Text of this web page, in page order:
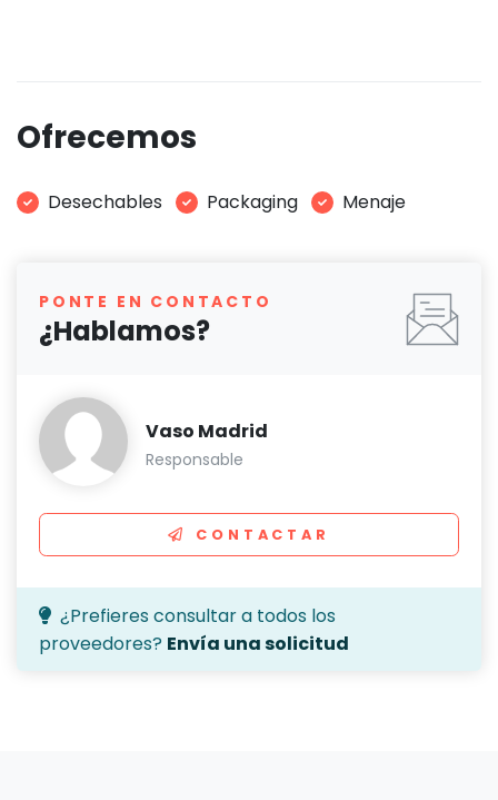
Ofrecemos
Desechables Packaging Menaje
PONTE EN CONTACTO
¿Hablamos?
Vaso Madrid
Responsable
CONTACTAR
¿Prefieres consultar a todos los
proveedores? Envía una solicitud